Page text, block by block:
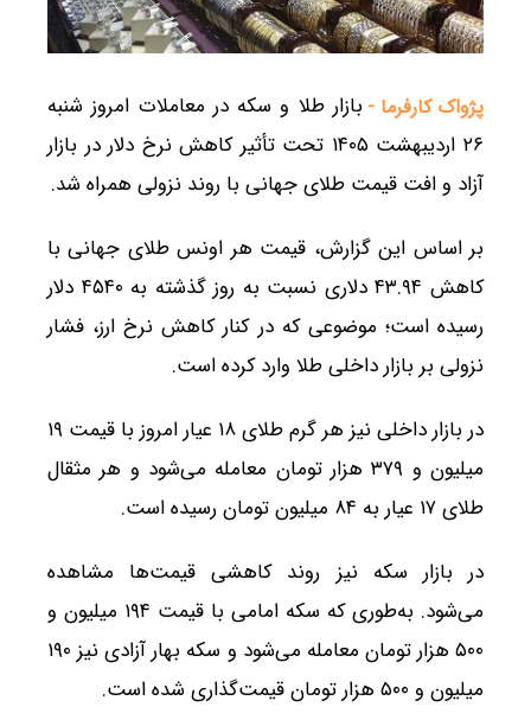
پژواک کارفرما - بازار طلا و سکه در معاملات امروز شنبه
۲۶ اردیبهشت ۱۴۰۵ تحت تأثیر کاهش نرخ دلار در بازار
آزاد و افت قیمت طلای جهانی با روند نزولی همراه شد.
بر اساس این گزارش، قیمت هر اونس طلای جهانی با
کاهش ۴۳.۹۴ دلاری نسبت به روز گذشته به ۴۵۴۰ دلار
رسیده است؛ موضوعی که در کنار کاهش نرخ ارز، فشار
نزولی بر بازار داخلی طلا وارد کرده است.
در بازار داخلی نیز هر گرم طلای ۱۸ عیار امروز با قیمت ۱۹
میلیون و ۳۷۹ هزار تومان معامله می‌شود و هر مثقال
طلای ۱۷ عیار به ۸۴ میلیون تومان رسیده است.
در بازار سکه نیز روند کاهشی قیمت‌ها مشاهده
می‌شود. به‌طوری که سکه امامی با قیمت ۱۹۴ میلیون و
۵۰۰ هزار تومان معامله می‌شود و سکه بهار آزادی نیز ۱۹۰
میلیون و ۵۰۰ هزار تومان قیمت‌گذاری شده است.